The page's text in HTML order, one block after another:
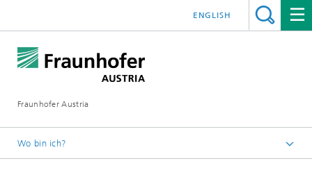
Fraunhofer Austria
ENGLISH
Wo bin ich?